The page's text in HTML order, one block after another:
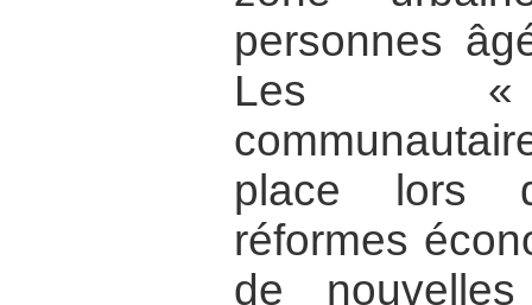
personnes
Les «
place lors
réformes
de